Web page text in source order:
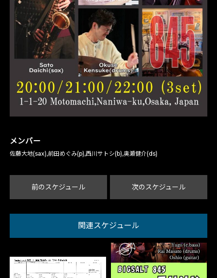
メンバー
佐藤大地(sax),前田めぐみ(p),西川サトシ(b),奥瀬健介(ds)
前のスケジュール 次のスケジュール
関連スケジュール